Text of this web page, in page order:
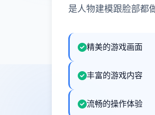
是人物建模跟脸部都
精美的游戏画面
丰富的游戏内容
流畅的操作体验